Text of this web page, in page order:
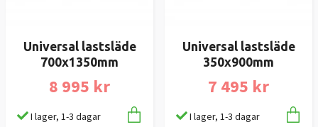
Universal lastsläde
700x1350mm
8 995 kr
I lager, 1-3 dagar
Universal lastsläde
350x900mm
7 495 kr
I lager, 1-3 dagar